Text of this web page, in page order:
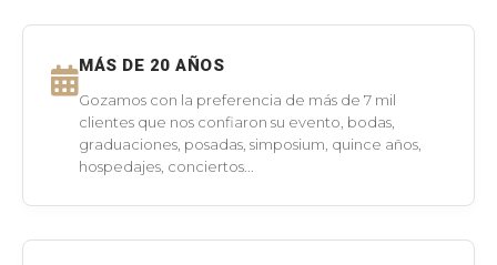
MÁS DE 20 AÑOS
Gozamos con la preferencia de más de 7 mil
clientes que nos confiaron su evento, bodas,
graduaciones, posadas, simposium, quince años,
hospedajes, conciertos...